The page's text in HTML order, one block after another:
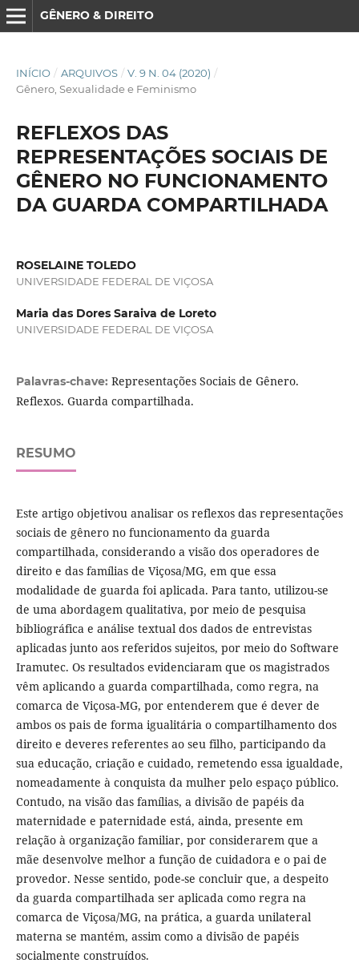
GÊNERO & DIREITO
INÍCIO / ARQUIVOS / V. 9 N. 04 (2020) /
Gênero, Sexualidade e Feminismo
REFLEXOS DAS
REPRESENTAÇÕES SOCIAIS DE
GÊNERO NO FUNCIONAMENTO
DA GUARDA COMPARTILHADA
ROSELAINE TOLEDO
UNIVERSIDADE FEDERAL DE VIÇOSA
Maria das Dores Saraiva de Loreto
UNIVERSIDADE FEDERAL DE VIÇOSA
Palavras-chave: Representações Sociais de Gênero.
Reflexos. Guarda compartilhada.
RESUMO
Este artigo objetivou analisar os reflexos das representações
sociais de gênero no funcionamento da guarda
compartilhada, considerando a visão dos operadores de
direito e das famílias de Viçosa/MG, em que essa
modalidade de guarda foi aplicada. Para tanto, utilizou-se
de uma abordagem qualitativa, por meio de pesquisa
bibliográfica e análise textual dos dados de entrevistas
aplicadas junto aos referidos sujeitos, por meio do Software
Iramutec. Os resultados evidenciaram que os magistrados
vêm aplicando a guarda compartilhada, como regra, na
comarca de Viçosa-MG, por entenderem que é dever de
ambos os pais de forma igualitária o compartilhamento dos
direito e deveres referentes ao seu filho, participando da
sua educação, criação e cuidado, remetendo essa igualdade,
nomeadamente à conquista da mulher pelo espaço público.
Contudo, na visão das famílias, a divisão de papéis da
maternidade e paternidade está, ainda, presente em
relação à organização familiar, por considerarem que a
mãe desenvolve melhor a função de cuidadora e o pai de
provedor. Nesse sentido, pode-se concluir que, a despeito
da guarda compartilhada ser aplicada como regra na
comarca de Viçosa/MG, na prática, a guarda unilateral
materna se mantém, assim como a divisão de papéis
socialmente construídos.